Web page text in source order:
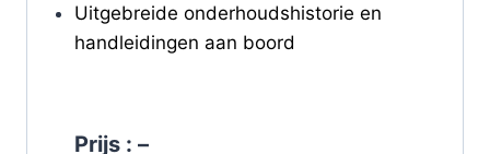
Uitgebreide onderhoudshistorie en
handleidingen aan boord
Prijs : –